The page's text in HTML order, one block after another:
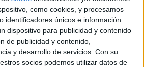
como cookies, y procesamos
identificadores únicos e información
dispositivo para publicidad y contenido
de publicidad y contenido,
y desarrollo de servicios. Con su
socios podemos utilizar datos de
luna. Estos vacíos no son simples
resultado de la forma en que se
cinco movimientos que hemos
y la Luna en torno al Sol: ¡En
respuesta a nuestro reto!